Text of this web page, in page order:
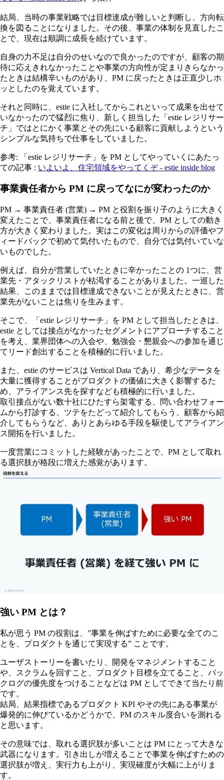
結局、当時の事業戦略では目標達成が難しいと判断し、方向転
換を図ることになりました。その後、事業の体制を見直したこ
とで、現在は順調に成長を続けています。
自身の力不足は自分のせいなので良かったのですが、顧客の期
待に応えきれなかったことや事業の方向性が定まりきらなかっ
たときは結構辛いものがあり、PM に戻ったときは正直少しホ
ッとしたのを覚えています。
それと同時に、estie に入社してからこれといって成果を出せて
いなかったので猛烈に焦り、新しく担当した「estie レジリサー
チ」ではとにかく事業とその先にいる顧客に貢献しようという
シンプルな気持ちで仕事をしていました。
参考: 「estie レジリサーチ」を PM としてやっていくにあたっ
ての記事 : いよいよ、住宅領域をやってくぞ - estie inside blog
事業責任者から PM に戻ってなにが変わったのか
PM → 事業責任者 (営業) → PM と役割を振り子のように大きく
変えたことで、事業責任者になる前と後で、PM としての動き
方が大きく変わりました。実はこの変化は周りからの評価やフ
ィードバックで初めて気付いたもので、自分では気付いていな
いものでした。
例えば、自分が営業していたときに辛かったことの 1つに、営
業先・アタックリストが枯渇することがありました。一巡した
結果、このままでは目標達成できないことが見えたときに、営
業先がないことは焦りを生みます。
そこで、「estie レジリサーチ」を PM として担当したときは、
estie としては接点がなかったセグメントにアプローチすること
を考え、業界団体への入会や、勉強会・懇親会への参加を通じ
てリード創出することを積極的に行いました。
また、estie のサービスは Vertical Data であり、希少なデータを
大量に獲得することがプロダクトの価値に大きく影響するた
め、アライアンス先を探すなども積極的に行いました。
取引接点がない数十社にひたすら架電する、問い合わせフォー
ムから打診する、ツテをたどって紹介してもらう、顧客から紹
介してもらうなど、ありとあらゆる手段を駆使してアライアン
ス開拓を行いました。
一度営業にコミットした経験があったことで、PM として取れ
る選択肢が格段に増えた感覚があります。
強い PM とは？
私が思う PM の役割は、”事業を伸ばすために必要な全てのこ
とを、プロダクトを通じて実現する” ことです。
ユーザストーリーを書いたり、開発をマネジメントすること
や、スクラムを回すこと、プロダクト目標を立てること、バッ
クログの優先度をつけることなどは PM としてできて当たり前
です。
結局、結果指標であるプロダクト KPI やその先にある事業が
爆発的に伸びているかどうかで、PM のスキル度合いを測れる
と思います。
その意味では、取れる選択肢が多いことは PM にとって大きな
武器になります。引き出しが増えることで事業を伸ばすための
選択肢が増え、実行力も上がり、実現確度が大幅に上がりま
す。